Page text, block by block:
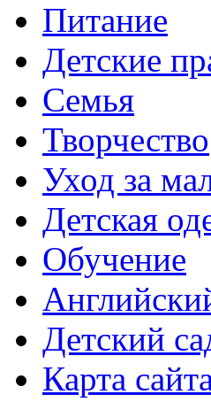
Питание
Детские
Семья
Творчество
Уход за
Детская
Обучение
Детский
Карта